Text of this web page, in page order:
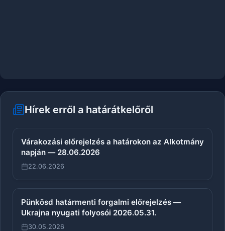
Hírek erről a határátkelőről
Várakozási előrejelzés a határokon az Alkotmány
napján — 28.06.2026
22.06.2026
Pünkösd határmenti forgalmi előrejelzés —
Ukrajna nyugati folyosói 2026.05.31.
30.05.2026